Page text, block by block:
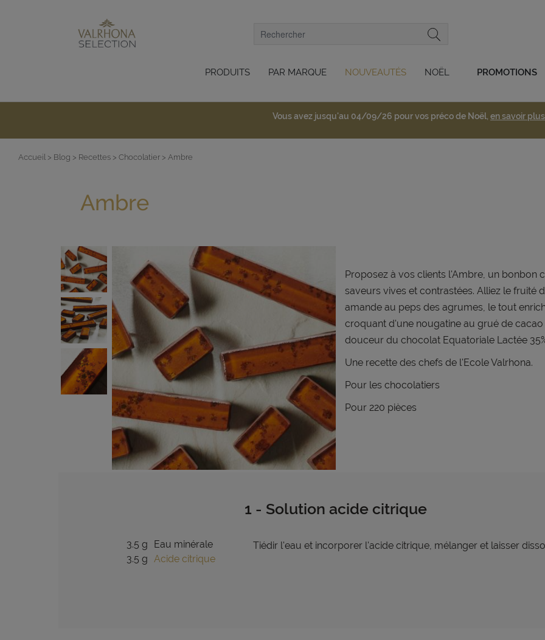
PRODUITS PAR MARQUE NOUVEAUTÉS NOËL PROMOTIONS
Vous avez jusqu'au 04/09/26 pour vos préco de Noël, en savoir plus
Accueil > Blog > Recettes > Chocolatier > Ambre
Ambre
Proposez à vos clients l'Ambre, un bonbon
saveurs vives et contrastées. Alliez le fruité
amande au peps des agrumes, le tout
croquant d'une nougatine au grué de cacao
douceur du chocolat Equatoriale Lactée
Une recette des chefs de l'Ecole Valrhona.
Pour les chocolatiers
Pour 220 pièces
1 - Solution acide citrique
3.5 g
Eau minérale
3.5 g Acide citrique
Tiédir l'eau et incorporer l'acide citrique, mélanger et laisser